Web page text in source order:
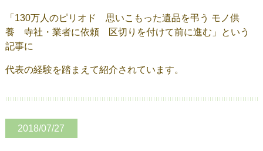
「130万人のピリオド 思いこもった遺品を弔う モノ供
養 寺社・業者に依頼 区切りを付けて前に進む」という
記事に
代表の経験を踏まえて紹介されています。
2018/07/27